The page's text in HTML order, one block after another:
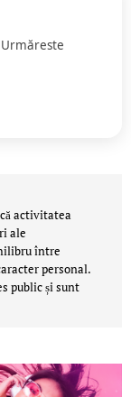
activitatea
ale
între
personal.
public și sunt